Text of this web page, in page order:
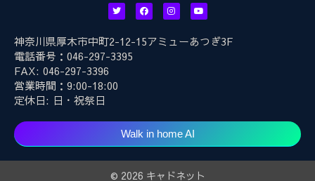
神奈川県厚木市中町2-12-15アミューあつぎ3F
電話番号：046-297-3395
FAX: 046-297-3396
営業時間：9:00-18:00
定休日: 日・祝祭日
Walk in home AI
© 2026 キャドネット